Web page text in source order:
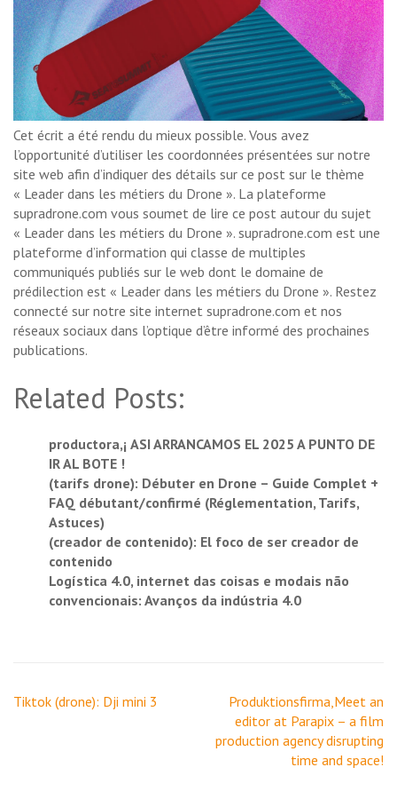
Cet écrit a été rendu du mieux possible. Vous avez
l’opportunité d’utiliser les coordonnées présentées sur notre
site web afin d’indiquer des détails sur ce post sur le thème
« Leader dans les métiers du Drone ». La plateforme
supradrone.com vous soumet de lire ce post autour du sujet
« Leader dans les métiers du Drone ». supradrone.com est une
plateforme d’information qui classe de multiples
communiqués publiés sur le web dont le domaine de
prédilection est « Leader dans les métiers du Drone ». Restez
connecté sur notre site internet supradrone.com et nos
réseaux sociaux dans l’optique d’être informé des prochaines
publications.
Related Posts:
productora,¡ ASI ARRANCAMOS EL 2025 A PUNTO DE
IR AL BOTE !
(tarifs drone): Débuter en Drone – Guide Complet +
FAQ débutant/confirmé (Réglementation, Tarifs,
Astuces)
(creador de contenido): El foco de ser creador de
contenido
Logística 4.0, internet das coisas e modais não
convencionais: Avanços da indústria 4.0
Navigation
Tiktok (drone): Dji mini 3
Produktionsfirma,Meet an
editor at Parapix – a film
production agency disrupting
time and space!